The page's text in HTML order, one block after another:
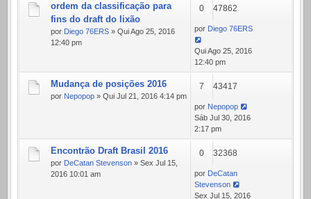
ordem da classificação para
fins do draft do lixão
por Diego 76ERS » Qui Ago 25, 2016
12:40 pm
0 47862
por Diego 76ERS
Qui Ago 25, 2016
12:40 pm
Mudança de posições 2016
por Nepopop » Qui Jul 21, 2016 4:14 pm
7 43417
por Nepopop
Sáb Jul 30, 2016
2:17 pm
Encontrão Draft Brasil 2016
por DeCatan Stevenson » Sex Jul 15,
2016 10:01 am
0 32368
por DeCatan
Stevenson
Sex Jul 15, 2016